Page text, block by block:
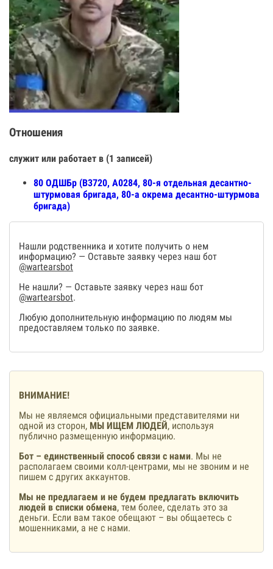
Отношения
служит или работает в (1 записей)
80 ОДШБр (В3720, А0284, 80-я отдельная десантно-
штурмовая бригада, 80-а окрема десантно-штурмова
бригада)
Нашли родственника и хотите получить о нем
информацию? — Оставьте заявку через наш бот
@wartearsbot
Не нашли? — Оставьте заявку через наш бот
@wartearsbot.
Любую дополнительную информацию по людям мы
предоставляем только по заявке.
ВНИМАНИЕ!
Мы не являемся официальными представителями ни
одной из сторон, МЫ ИЩЕМ ЛЮДЕЙ, используя
публично размещенную информацию.
Бот – единственный способ связи с нами. Мы не
располагаем своими колл-центрами, мы не звоним и не
пишем с других аккаунтов.
Мы не предлагаем и не будем предлагать включить
людей в списки обмена, тем более, сделать это за
деньги. Если вам такое обещают – вы общаетесь с
мошенниками, а не с нами.